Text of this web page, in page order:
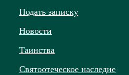
Подать записку
Новости
Таинства
Святоотеческое наследие